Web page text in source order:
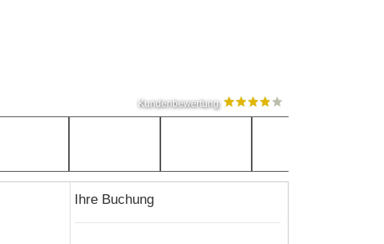
Kundenbewertung
Ihre Buchung